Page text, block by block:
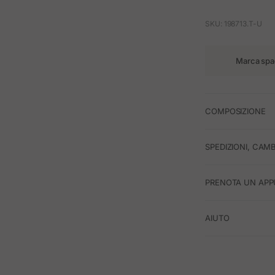
SKU: 198713.T-U
Marca
COMPOSIZIONE
SPEDIZIONI,
PRENOTA UN
AIUTO